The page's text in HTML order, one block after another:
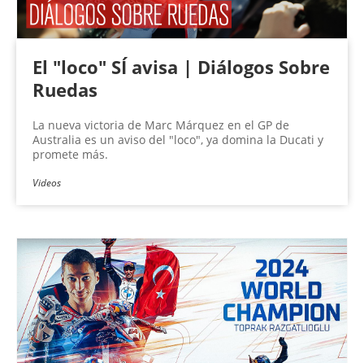
El "loco" SÍ avisa | Diálogos Sobre
Ruedas
La nueva victoria de Marc Márquez en el GP de
Australia es un aviso del "loco", ya domina la Ducati y
promete más.
Videos